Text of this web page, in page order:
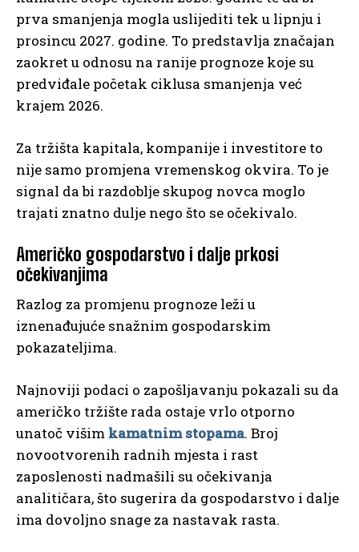
prva smanjenja mogla uslijediti tek u lipnju i
prosincu 2027. godine. To predstavlja značajan
zaokret u odnosu na ranije prognoze koje su
predviđale početak ciklusa smanjenja već
krajem 2026.
Za tržišta kapitala, kompanije i investitore to
nije samo promjena vremenskog okvira. To je
signal da bi razdoblje skupog novca moglo
trajati znatno dulje nego što se očekivalo.
Američko gospodarstvo i dalje prkosi
očekivanjima
Razlog za promjenu prognoze leži u
iznenađujuće snažnim gospodarskim
pokazateljima.
Najnoviji podaci o zapošljavanju pokazali su da
američko tržište rada ostaje vrlo otporno
unatoč višim kamatnim stopama. Broj
novootvorenih radnih mjesta i rast
zaposlenosti nadmašili su očekivanja
analitičara, što sugerira da gospodarstvo i dalje
ima dovoljno snage za nastavak rasta.